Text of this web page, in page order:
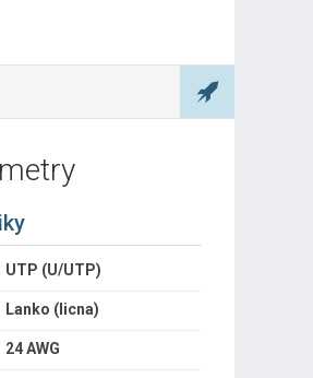
UTP (U/UTP)
Lanko (licna)
24 AWG